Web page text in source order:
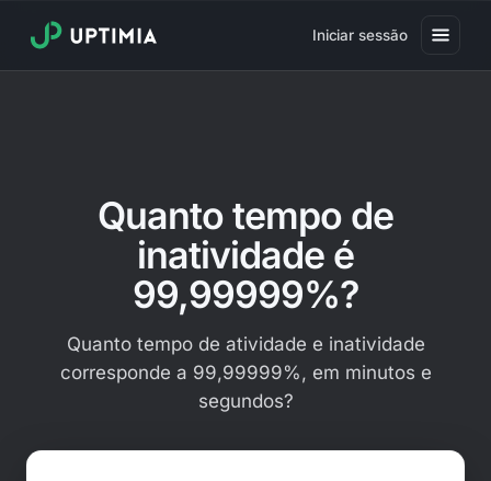
Iniciar sessão
Monitorização de utilizadores reais
Monitorização de transações em sites
Monitorização de certificados SSL
Monitorização de expiração de domínio
Monitorização antivírus
Página de estado pública
Quanto tempo de
inatividade é
99,99999%?
Quanto tempo de atividade e inatividade
corresponde a 99,99999%, em minutos e
segundos?
Introduza o nível de SLA (ex.: